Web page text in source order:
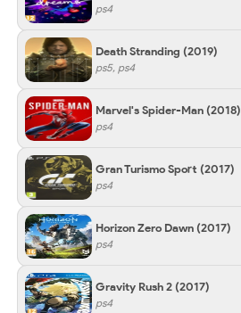
ps4
Death Stranding (2019)
ps5, ps4
Marvel's Spider-Man (2018)
ps4
Gran Turismo Sport (2017)
ps4
Horizon Zero Dawn (2017)
ps4
Gravity Rush 2 (2017)
ps4